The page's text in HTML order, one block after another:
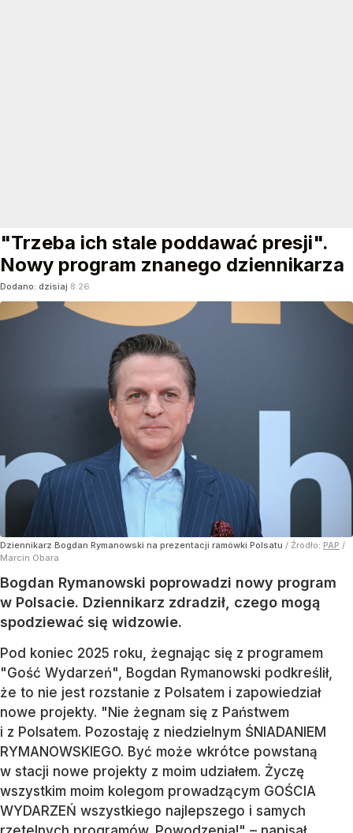
"Trzeba ich stale poddawać presji".
Nowy program znanego dziennikarza
Dodano: dzisiaj 8:26
Dziennikarz Bogdan Rymanowski na prezentacji ramówki Polsatu / Źródło: PAP /
Marcin Obara
Bogdan Rymanowski poprowadzi nowy program
w Polsacie. Dziennikarz zdradził, czego mogą
spodziewać się widzowie.
Pod koniec 2025 roku, żegnając się z programem
"Gość Wydarzeń", Bogdan Rymanowski podkreślił,
że to nie jest rozstanie z Polsatem i zapowiedział
nowe projekty. "Nie żegnam się z Państwem
i z Polsatem. Pozostaję z niedzielnym ŚNIADANIEM
RYMANOWSKIEGO. Być może wkrótce powstaną
w stacji nowe projekty z moim udziałem. Życzę
wszystkim moim kolegom prowadzącym GOŚCIA
WYDARZEŃ wszystkiego najlepszego i samych